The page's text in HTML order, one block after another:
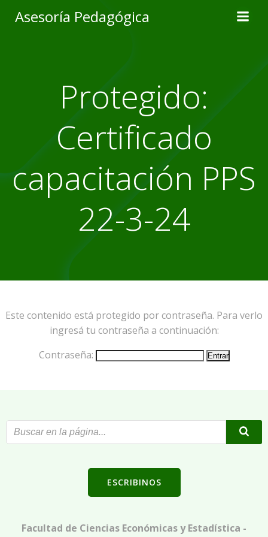
to
Asesoría Pedagógica
Protegido:
Certificado
capacitación PPS
22-3-24
Este contenido está protegido por contraseña. Para verlo
ingresá tu contraseña a continuación:
Contraseña:
ESCRIBINOS
Facultad de Ciencias Económicas y Estadística -